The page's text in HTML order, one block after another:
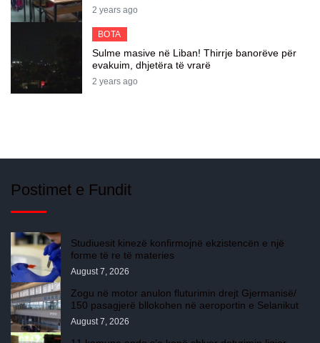
2 years ago
BOTA
Sulme masive në Liban! Thirrje banorëve për
evakuim, dhjetëra të vrarë
2 years ago
Postimet e Fundit
Studiuesit kinezë konfirmojnë ekzistencën e një
forme të re të materies
August 7, 2026
Zogu në motor anulon fluturimin drejt Gjermanisë/
150 pasagjerë bllokohen në aeroportin e Selanikut
August 7, 2026